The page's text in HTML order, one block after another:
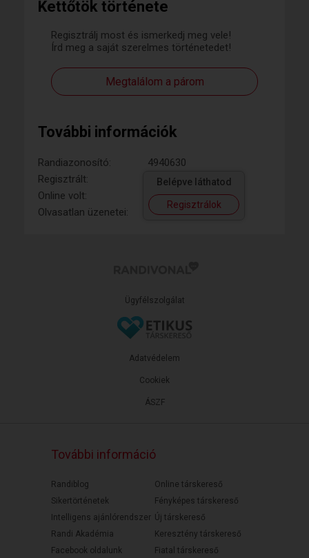
Kettőtök története
Regisztrálj most és ismerkedj meg vele!
Írd meg a saját szerelmes történetedet!
Megtalálom a párom
További információk
Randiazonosító:
4940630
Regisztrált:
Online volt:
Olvasatlan üzenetei:
Belépve láthatod
Regisztrálok
Ügyfélszolgálat
ÁSZF
Adatvédelem
Cookiek
További információ
Randiblog
Sikertörténetek
Intelligens ajánlórendszer
Randi Akadémia
Facebook oldalunk
Online társkereső
Fényképes társkereső
Új társkereső
Keresztény társkereső
Fiatal társkereső